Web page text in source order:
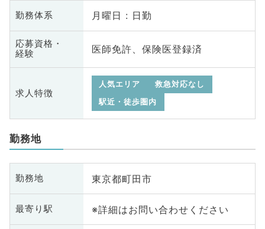
勤務体系 月曜日 : 日勤
応募資格・
経験
医師免許、保険医登録済
求人特徴
人気エリア
救急対応なし
駅近・徒歩圏内
勤務地
勤務地 東京都町田市
最寄り駅 ※詳細はお問い合わせください